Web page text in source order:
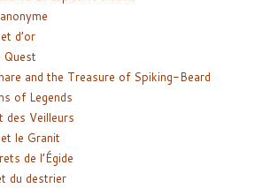
d’or
and the Treasure of Spiking-Beard
of Legends
des Veilleurs
le Granit
de l’Égide
du destrier